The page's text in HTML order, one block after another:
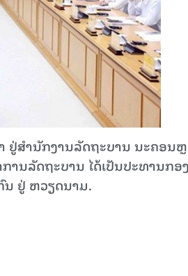
ຢູ່ສຳນັກງານລັດຖະບານ ນະຄອນ
ານລັດຖະບານ ໄດ້ເປັນປະທານກອງ
ນ ຢູ່ ຫວຽດນາມ.